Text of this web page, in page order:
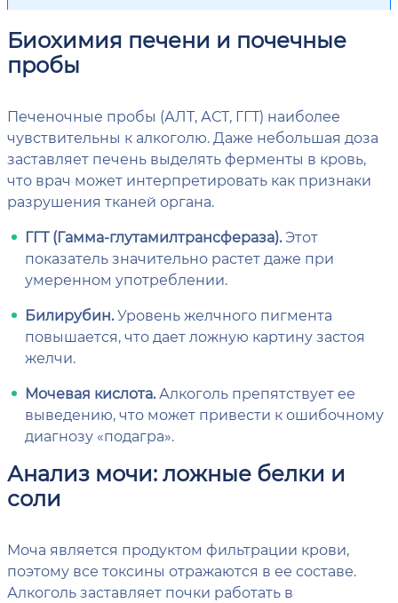
Биохимия печени и почечные
пробы
Печеночные пробы (АЛТ, АСТ, ГГТ) наиболее
чувствительны к алкоголю. Даже небольшая доза
заставляет печень выделять ферменты в кровь,
что врач может интерпретировать как признаки
разрушения тканей органа.
ГГТ (Гамма-глутамилтрансфераза).Этот
показатель значительно растет даже при
умеренном употреблении.
Билирубин.Уровень желчного пигмента
повышается, что дает ложную картину застоя
желчи.
Мочевая кислота.Алкоголь препятствует ее
выведению, что может привести к ошибочному
диагнозу «подагра».
Анализ мочи: ложные белки и
соли
Моча является продуктом фильтрации крови,
поэтому все токсины отражаются в ее составе.
Алкоголь заставляет почки работать в